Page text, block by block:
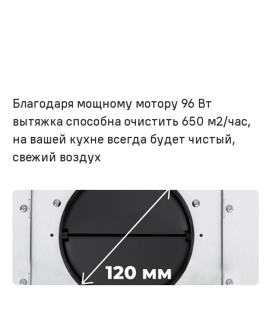
Благодаря мощному мотору 96 Вт
вытяжка способна очистить 650 м2/час,
на вашей кухне всегда будет чистый,
свежий воздух